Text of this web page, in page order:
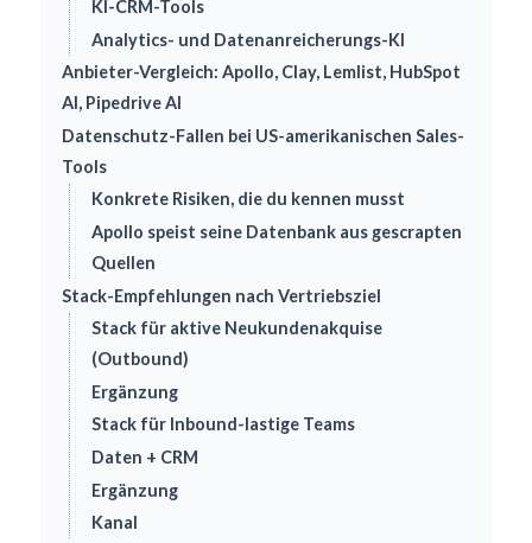
KI-CRM-Tools
Analytics- und Datenanreicherungs-KI
Anbieter-Vergleich: Apollo, Clay, Lemlist, HubSpot
AI, Pipedrive AI
Datenschutz-Fallen bei US-amerikanischen Sales-
Tools
Konkrete Risiken, die du kennen musst
Apollo speist seine Datenbank aus gescrapten
Quellen
Stack-Empfehlungen nach Vertriebsziel
Stack für aktive Neukundenakquise
(Outbound)
Ergänzung
Stack für Inbound-lastige Teams
Daten + CRM
Ergänzung
Kanal